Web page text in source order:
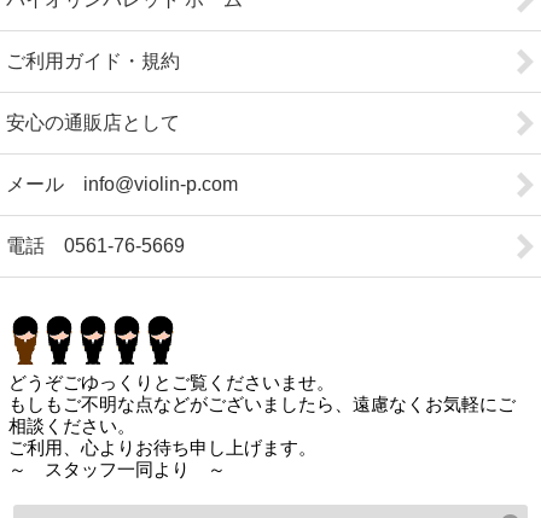
ご利用ガイド・規約
安心の通販店として
メール info@violin-p.com
電話 0561-76-5669
どうぞごゆっくりとご覧くださいませ。
もしもご不明な点などがございましたら、遠慮なくお気軽にご
相談ください。
ご利用、心よりお待ち申し上げます。
～ スタッフ一同より ～